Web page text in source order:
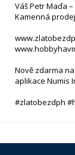
Váš Petr Maďa
Kamenná
Nově zdarma
aplikace Numis
#zlatobezdph